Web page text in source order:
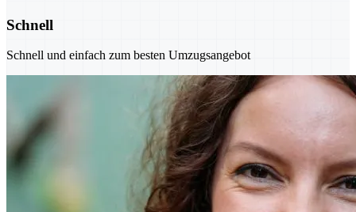
Schnell
Schnell und einfach zum besten Umzugsangebot